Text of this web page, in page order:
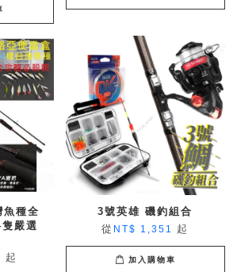
種全
嚴選
起
3號英雄 磯釣組合
從 NT$ 1,351 起
加入購物車